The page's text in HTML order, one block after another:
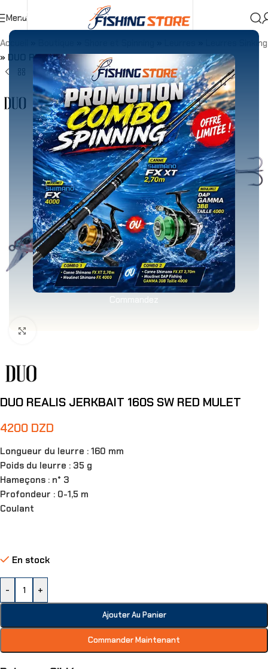
Commandez
Menu
Accueil
Leurres Sinking
» DUO REALIS JERKBAIT 160S SW RED MULET
DUO REALIS JERKBAIT 160S SW RED MULET
4200 DZD
Longueur du leurre : 160 mm
Poids du leurre : 35 g
Hameçons : n° 3
Profondeur : 0-1,5 m
Coulant
En stock
- +
Ajouter Au Panier
Commander Maintenant